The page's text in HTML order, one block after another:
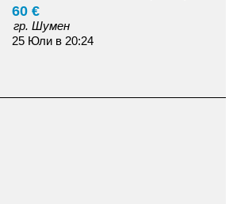
60 €
гр. Шумен
25 Юли в 20:24